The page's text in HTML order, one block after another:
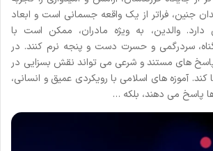
جنین، فراتر از یک واقعه جسمانی است و ابعاد
والدین، به ویژه مادران، ممکن است با
سردرگمی و حسرت دست و پنجه نرم کنند. در
های مستند و شرعی می تواند نقش بسزایی در
آموزه های اسلامی با رویکردی عمیق و انسانی،
پاسخ می دهند، بلکه …